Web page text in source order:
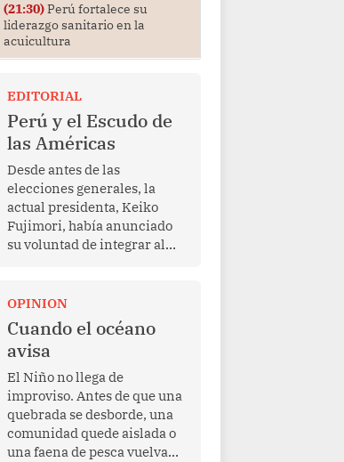
(21:30)Perú fortalece su
liderazgo sanitario en la
acuicultura
EDITORIAL
Perú y el Escudo de
las Américas
Desde antes de las
elecciones generales, la
actual presidenta, Keiko
Fujimori, había anunciado
su voluntad de integrar al
en marzo de este año por el
mandatario estadounidense
Donald Trump, con el fin de
enfrentar al crimen
transnacional organizado y
al tráfico de drogas.
OPINION
Cuando el océano
avisa
El Niño no llega de
improviso. Antes de que una
quebrada se desborde, una
comunidad quede aislada o
una faena de pesca vuelva